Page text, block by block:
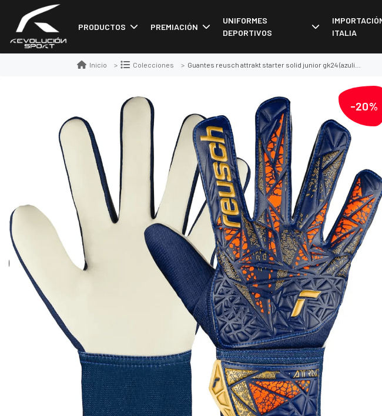
PRODUCTOS PREMIACIÓN
UNIFORMES
DEPORTIVOS
ITALIA
Inicio Colecciones Guantes reusch attrakt starter solid junior gk24 (azulino/dorado/blanco
-20%